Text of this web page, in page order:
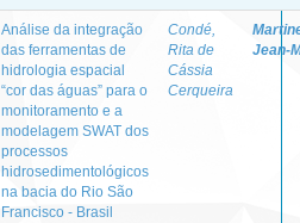
Análise da integração
das ferramentas de
hidrologia espacial
“cor das águas” para o
monitoramento e a
modelagem SWAT dos
processos
hidrosedimentológicos
na bacia do Rio São
Francisco - Brasil
Condé,
Rita de
Cássia
Cerqueira
Jean-